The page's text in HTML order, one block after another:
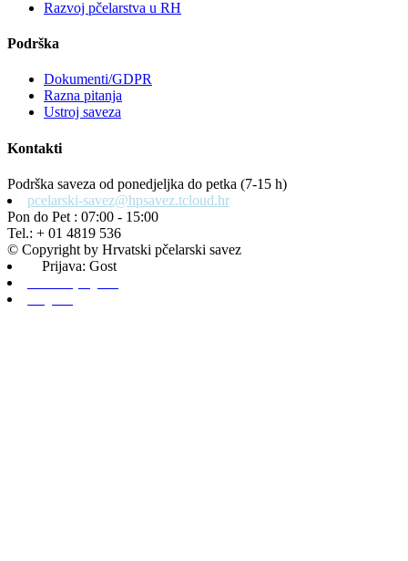
Razvoj pčelarstva u RH
Podrška
Dokumenti/GDPR
Razna pitanja
Ustroj saveza
Kontakti
Podrška saveza od ponedjeljka do petka (7-15 h)
pcelarski-savez@hpsavez.tcloud.hr
Pon do Pet : 07:00 - 15:00
Tel.: + 01 4819 536
© Copyright by Hrvatski pčelarski savez
Prijava: Gost